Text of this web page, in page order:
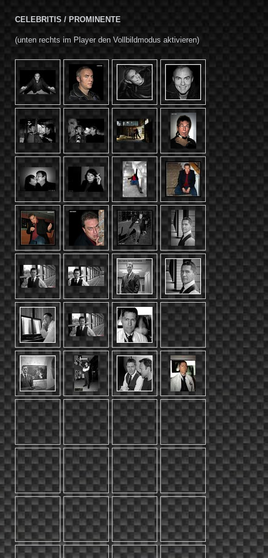
CELEBRITIS / PROMINENTE
(unten rechts im Player den Vollbildmodus aktivieren)